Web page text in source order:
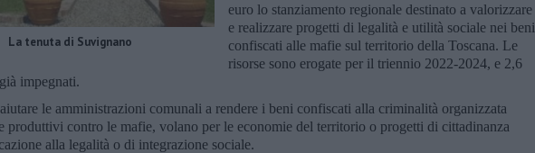
La tenuta di Suvignano
euro lo stanziamento regionale destinato a valorizzare
e realizzare progetti di legalità e utilità sociale nei beni
confiscati alle mafie sul territorio della Toscana. Le
risorse sono erogate per il triennio 2022-2024, e 2,6
impegnati.
le amministrazioni comunali a rendere i beni confiscati alla criminalità organizzata
produttivi contro le mafie, volano per le economie del territorio o progetti di cittadinanza
alla legalità o di integrazione sociale.